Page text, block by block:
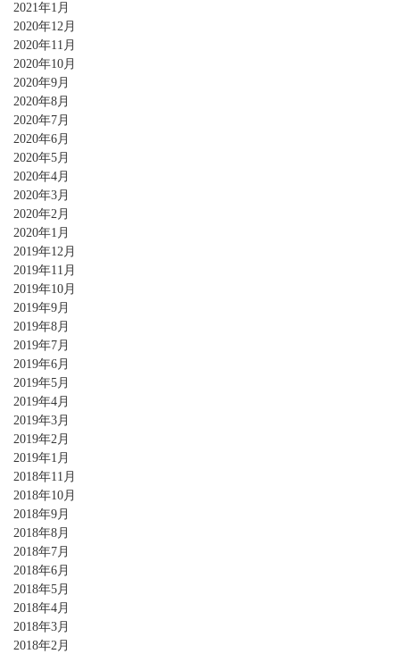
2021年1月
2020年12月
2020年11月
2020年10月
2020年9月
2020年8月
2020年7月
2020年6月
2020年5月
2020年4月
2020年3月
2020年2月
2020年1月
2019年12月
2019年11月
2019年10月
2019年9月
2019年8月
2019年7月
2019年6月
2019年5月
2019年4月
2019年3月
2019年2月
2019年1月
2018年11月
2018年10月
2018年9月
2018年8月
2018年7月
2018年6月
2018年5月
2018年4月
2018年3月
2018年2月